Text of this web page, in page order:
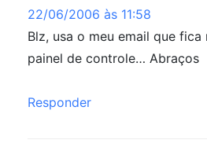
22/06/2006 às 11:58
Blz, usa o meu email que
painel de controle… Abraços
Responder